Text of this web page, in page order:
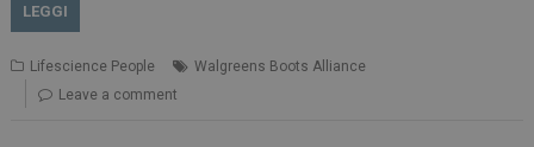
LEGGI
Lifescience People
Walgreens Boots Alliance
Leave a comment